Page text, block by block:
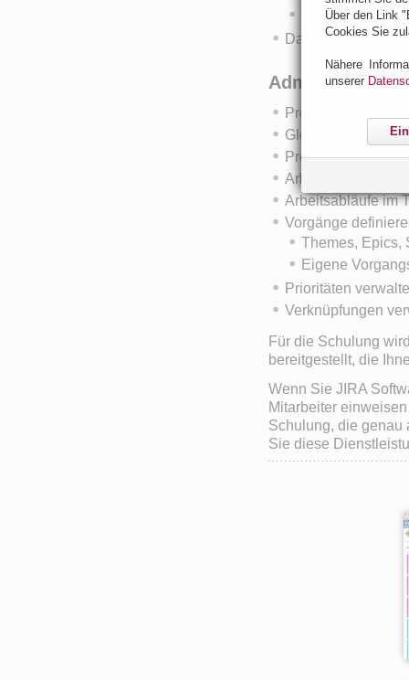
Kosten- /
Dashboards und
Administration
Projektvorlagen
Globale
Arbeitsfreie Tage /
Arbeitsabläufe im
Vorgänge
Themes, Epics,
Eigene
Prioritäten
Verknüpfungen
Für die Schulung
bereitgestellt, die
Wenn Sie JIRA
Mitarbeiter
Schulung, die genau
Sie diese
Über den Link
Cookies Sie
Nähere
unserer